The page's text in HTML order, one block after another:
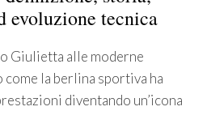
evoluzione tecnica
Giulietta alle moderne
la berlina sportiva ha
diventando un’icona